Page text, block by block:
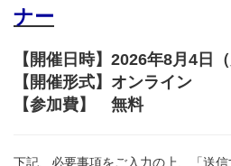
ナー
【開催日時】2026年8月4日
【開催形式】オンライン
【参加費】 無料
下記、必要事項をご入力の上、「送